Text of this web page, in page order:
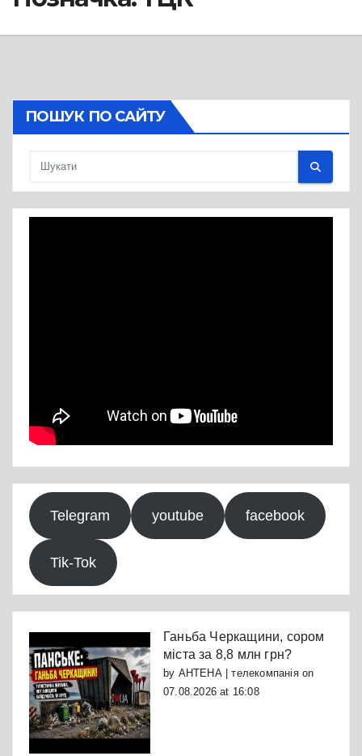
ПОШУК ПО САЙТУ
Telegram youtube facebook
Tik-Tok
Ганьба Черкащини, сором
міста за 8,8 млн грн?
by АНТЕНА | телекомпаніяon
07.08.2026 at 16:08